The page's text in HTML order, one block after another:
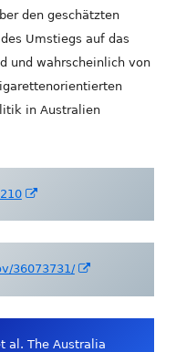
den geschätzten
Umstiegs auf das
und wahrscheinlich von
in Australien
Fenster
öffnen
36073731/
Fenster
öffnen
al. The Australia